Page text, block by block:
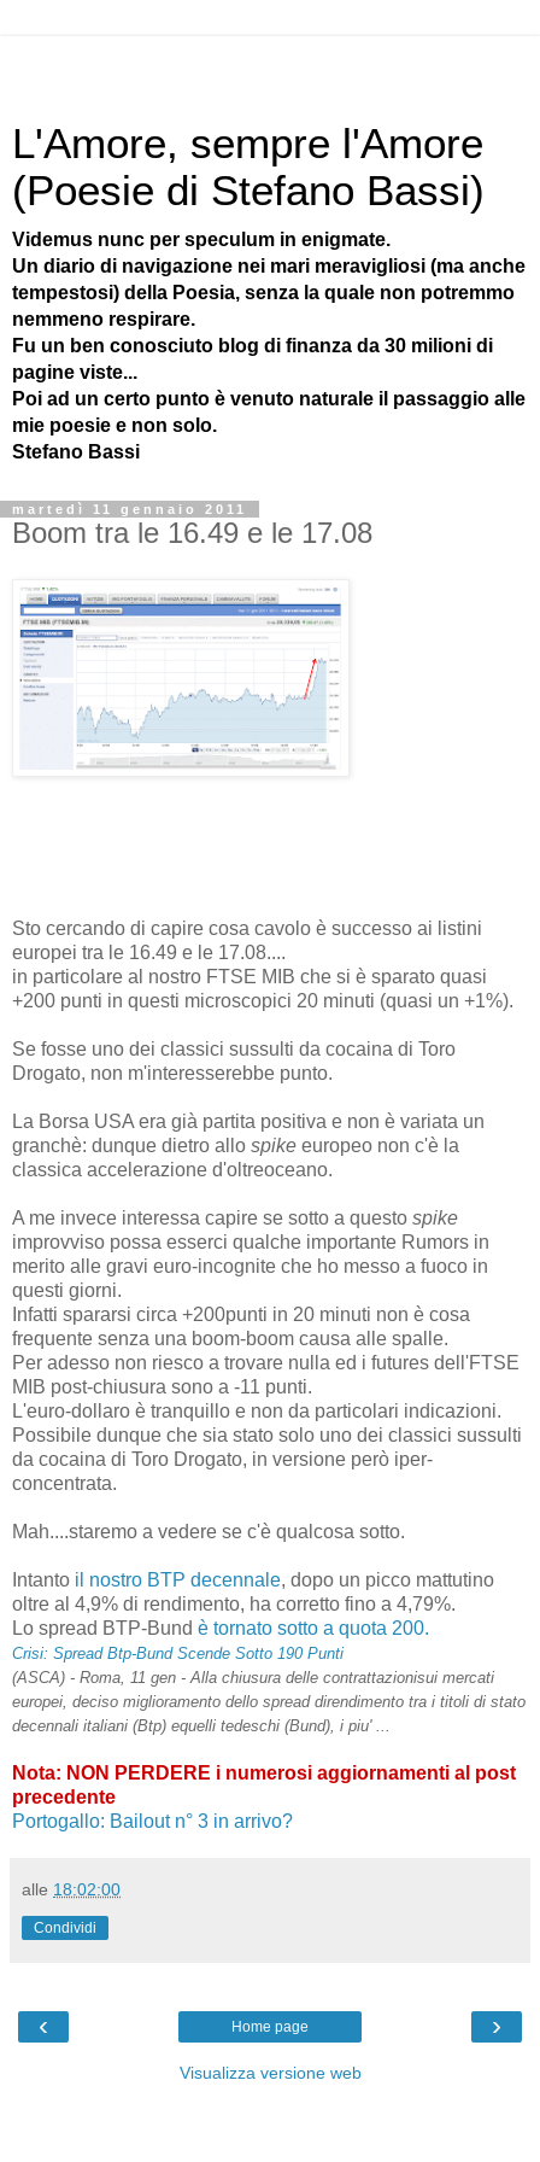
L'Amore, sempre l'Amore
(Poesie di Stefano Bassi)
Videmus nunc per speculum in enigmate.
Un diario di navigazione nei mari meravigliosi (ma anche
tempestosi) della Poesia, senza la quale non potremmo
nemmeno respirare.
Fu un ben conosciuto blog di finanza da 30 milioni di
pagine viste...
Poi ad un certo punto è venuto naturale il passaggio alle
mie poesie e non solo.
Stefano Bassi
martedì 11 gennaio 2011
Boom tra le 16.49 e le 17.08
Sto cercando di capire cosa cavolo è successo ai listini
europei tra le 16.49 e le 17.08....
in particolare al nostro FTSE MIB che si è sparato quasi
+200 punti in questi microscopici 20 minuti (quasi un +1%).
Se fosse uno dei classici sussulti da cocaina di Toro
Drogato, non m'interesserebbe punto.
La Borsa USA era già partita positiva e non è variata un
granchè: dunque dietro allo spike europeo non c'è la
classica accelerazione d'oltreoceano.
A me invece interessa capire se sotto a questo spike
improvviso possa esserci qualche importante Rumors in
merito alle gravi euro-incognite che ho messo a fuoco in
questi giorni.
Infatti spararsi circa +200punti in 20 minuti non è cosa
frequente senza una boom-boom causa alle spalle.
Per adesso non riesco a trovare nulla ed i futures dell'FTSE
MIB post-chiusura sono a -11 punti.
L'euro-dollaro è tranquillo e non da particolari indicazioni.
Possibile dunque che sia stato solo uno dei classici sussulti
da cocaina di Toro Drogato, in versione però iper-
concentrata.
Mah....staremo a vedere se c'è qualcosa sotto.
Intanto il nostro BTP decennale, dopo un picco mattutino
oltre al 4,9% di rendimento, ha corretto fino a 4,79%.
Lo spread BTP-Bund è tornato sotto a quota 200.
Crisi: Spread Btp-Bund Scende Sotto 190 Punti
(ASCA) - Roma, 11 gen - Alla chiusura delle contrattazionisui mercati
europei, deciso miglioramento dello spread direndimento tra i titoli di stato
decennali italiani (Btp) equelli tedeschi (Bund), i piu' ...
Nota: NON PERDERE i numerosi aggiornamenti al post
precedente
Portogallo: Bailout n° 3 in arrivo?
alle 18:02:00
Condividi
‹ ›
Home page
Visualizza versione web